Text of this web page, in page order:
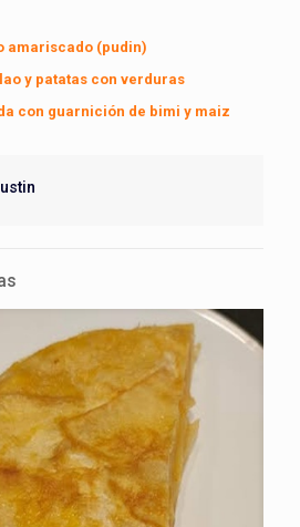
amariscado (pudin)
y patatas con verduras
con guarnición de bimi y maiz